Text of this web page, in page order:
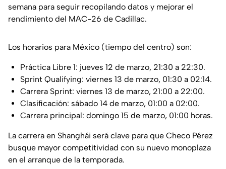
semana para seguir recopilando datos y mejorar el
rendimiento del MAC-26 de Cadillac.
Los horarios para México (tiempo del centro) son:
Práctica Libre 1: jueves 12 de marzo, 21:30 a 22:30.
Sprint Qualifying: viernes 13 de marzo, 01:30 a 02:14.
Carrera Sprint: viernes 13 de marzo, 21:00 a 22:00.
Clasificación: sábado 14 de marzo, 01:00 a 02:00.
Carrera principal: domingo 15 de marzo, 01:00 horas.
La carrera en Shanghái será clave para que Checo Pérez
busque mayor competitividad con su nuevo monoplaza
en el arranque de la temporada.